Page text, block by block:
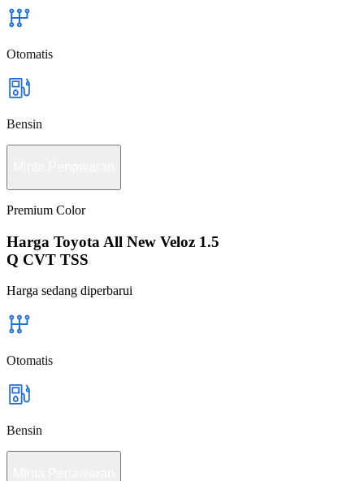
Otomatis
Bensin
Premium Color
Harga Toyota All New Veloz 1.5
Q CVT TSS
Harga sedang diperbarui
Otomatis
Bensin